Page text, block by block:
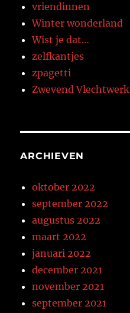
vriendinnen
Winter wonderland
Wist je dat…
zelfkantjes
zpagetti
Zwevend Vlechtwerk
ARCHIEVEN
oktober 2022
september 2022
augustus 2022
maart 2022
januari 2022
december 2021
november 2021
september 2021